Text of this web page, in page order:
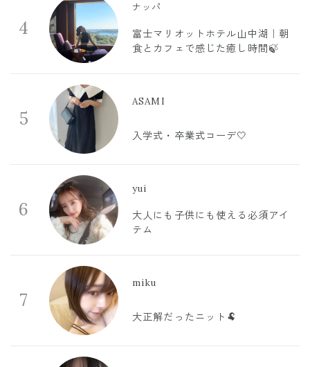
4
ナッパ
富士マリオットホテル山中湖｜朝
食とカフェで感じた癒し時間🍃
5
ASAMI
入学式・卒業式コーデ🤍
6
yui
大人にも子供にも使える必須アイ
テム
7
miku
大正解だったニット🐏